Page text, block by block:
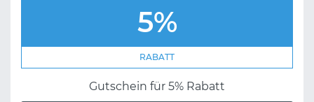
5%
RABATT
Gutschein für 5% Rabatt